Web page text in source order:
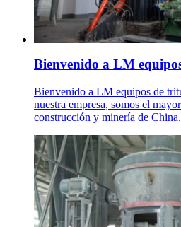
Bienvenido a LM
Bienvenido a LM equipos de
nuestra empresa, somos el
construcción y minería de China.